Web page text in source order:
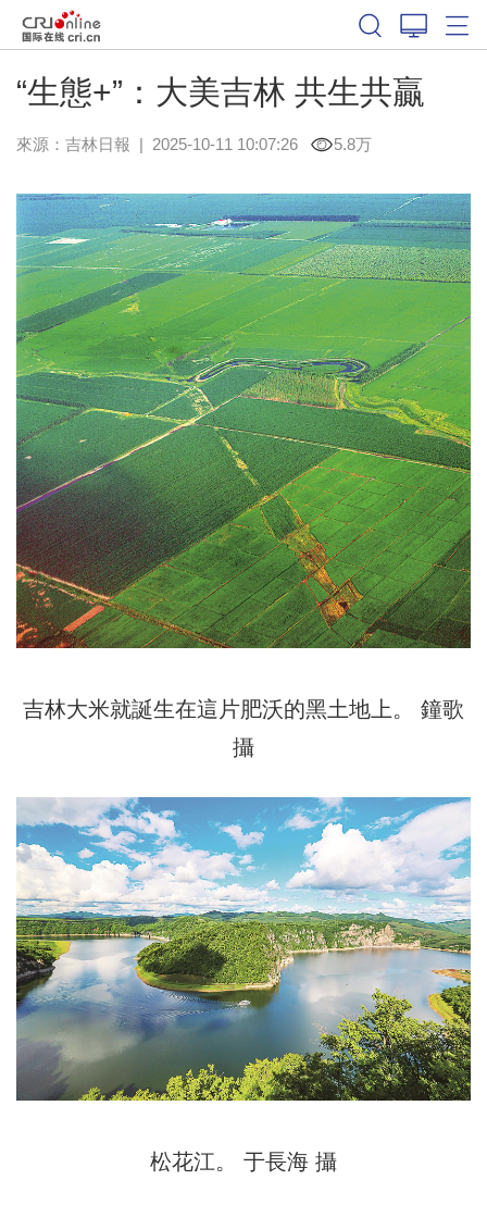
“生態+”：大美吉林 共生共贏
來源： 吉林日報 | 2025-10-11 10:07:26 5.8万
吉林大米就誕生在這片肥沃的黑土地上。 鐘歌
攝
松花江。 于長海 攝